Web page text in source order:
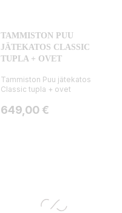
TAMMISTON PUU
JÄTEKATOS CLASSIC
TUPLA + OVET
Tammiston Puu jätekatos
Classic tupla + ovet
Hinta
649,00 €